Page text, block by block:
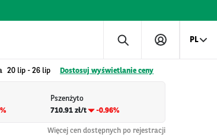
PL
20 lip - 26 lip Dostosuj wyświetlanie ceny
Pszenżyto
710.91 zł/t
-0.96%
Więcej cen dostępnych po rejestracji